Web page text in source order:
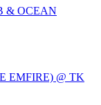
& OCEAN
EMFIRE) @ TK